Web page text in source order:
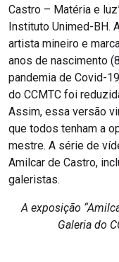
Castro – Matéria e
Instituto Unimed-BH.
artista mineiro e
anos de nascimento
pandemia de Covid-
do CCMTC foi
Assim, essa versão
que todos tenham a
mestre. A série de
Amilcar de Castro,
galeristas.
A exposição
Galeria do